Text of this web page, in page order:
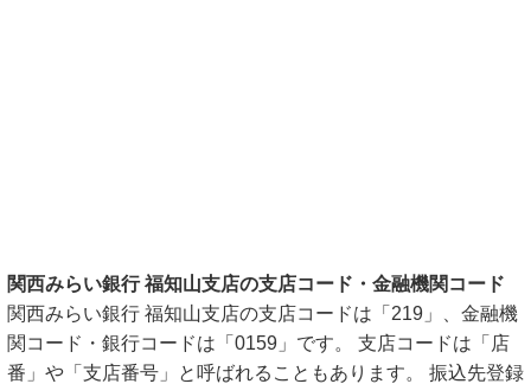
関西みらい銀行 福知山支店の支店コード・金融機関コード
関西みらい銀行 福知山支店の支店コードは「219」、金融機
関コード・銀行コードは「0159」です。 支店コードは「店
番」や「支店番号」と呼ばれることもあります。 振込先登録